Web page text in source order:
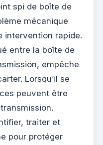
spi de boîte de
mécanique
intervention rapide.
entre la boîte de
empêche
Lorsqu’il se
peuvent être
traiter et
pour protéger